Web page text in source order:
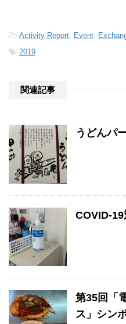
-Activity Report, Event,
-2019
関連記事
うどんパ
COVID-19
第35回「
ス」シン